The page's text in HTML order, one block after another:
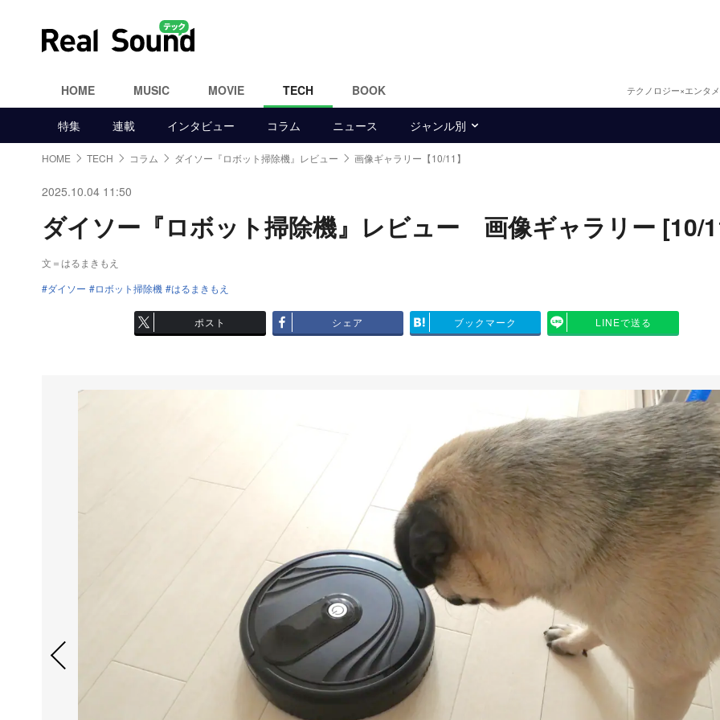
HOME MUSIC MOVIE TECH BOOK テクノロジー×エンタ
特集 連載 インタビュー コラム ニュース ジャンル別
HOME TECH コラム ダイソー『ロボット掃除機』レビュー 画像ギャラリー【10/11】
2025.10.04 11:50
ダイソー『ロボット掃除機』レビュー 画像ギャラリー [10/
文＝はるまきもえ
ダイソー
ロボット掃除機 はるまきもえ
ポスト シェア ブックマーク LINEで送る